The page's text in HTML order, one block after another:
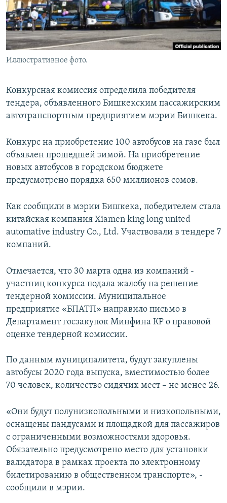
Иллюстративное фото.
Конкурсная комиссия определила победителя
тендера, объявленного Бишкекским пассажирским
автотранспортным предприятием мэрии Бишкека.
Конкурс на приобретение 100 автобусов на газе был
объявлен прошедшей зимой. На приобретение
новых автобусов в городском бюджете
предусмотрено порядка 650 миллионов сомов.
Как сообщили в мэрии Бишкека, победителем стала
китайская компания Xiamen king long united
automative industry Co., Ltd. Участвовали в тендере 7
компаний.
Отмечается, что 30 марта одна из компаний -
участниц конкурса подала жалобу на решение
тендерной комиссии. Муниципальное
предприятие «БПАТП» направило письмо в
Департамент госзакупок Минфина КР о правовой
оценке тендерной комиссии.
По данным муниципалитета, будут закуплены
автобусы 2020 года выпуска, вместимостью более
70 человек, количество сидячих мест – не менее 26.
«Они будут полунизкопольными и низкопольными,
оснащены пандусами и площадкой для пассажиров
с ограниченными возможностями здоровья.
Обязательно предусмотрено место для установки
валидатора в рамках проекта по электронному
билетированию в общественном транспорте», -
сообщили в мэрии.